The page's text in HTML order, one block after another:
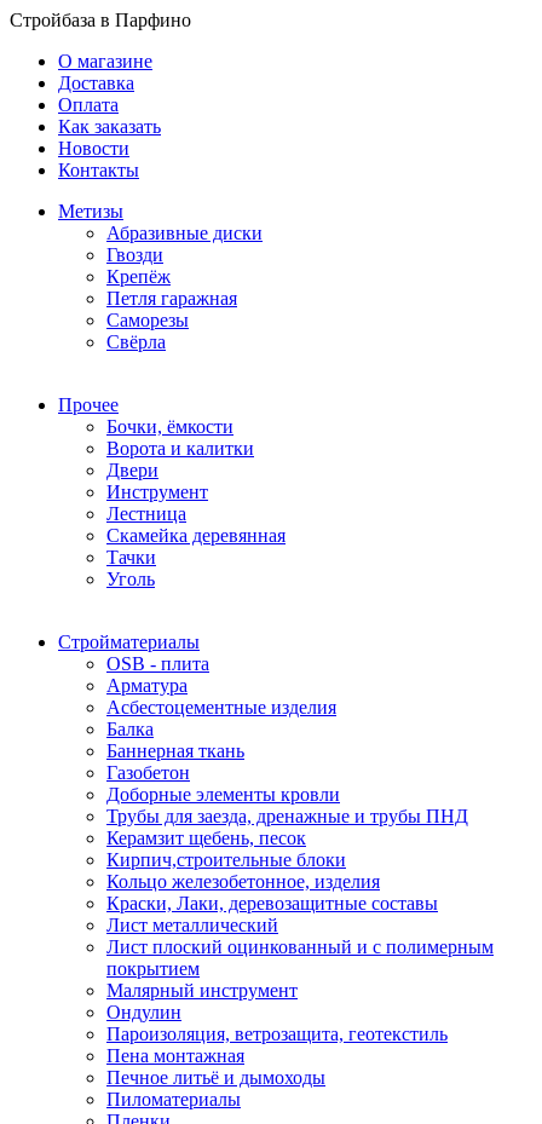
Стройбаза в Парфино
О магазине
Доставка
Оплата
Как заказать
Новости
Контакты
Метизы
Абразивные диски
Гвозди
Крепёж
Петля гаражная
Саморезы
Свёрла
Прочее
Бочки, ёмкости
Ворота и калитки
Двери
Инструмент
Лестница
Скамейка деревянная
Тачки
Уголь
Стройматериалы
OSB - плита
Арматура
Асбестоцементные изделия
Балка
Баннерная ткань
Газобетон
Доборные элементы кровли
Трубы для заезда, дренажные и трубы ПНД
Керамзит щебень, песок
Кирпич,строительные блоки
Кольцо железобетонное, изделия
Краски, Лаки, деревозащитные составы
Лист металлический
Лист плоский оцинкованный и с полимерным
покрытием
Малярный инструмент
Ондулин
Пароизоляция, ветрозащита, геотекстиль
Пена монтажная
Печное литьё и дымоходы
Пиломатериалы